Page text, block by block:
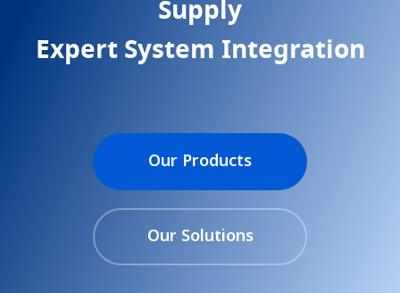
Supply
Expert System Integration
Our Products
Our Solutions